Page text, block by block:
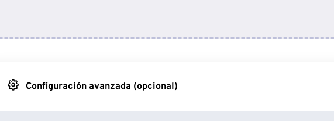
Configuración avanzada (opcional)